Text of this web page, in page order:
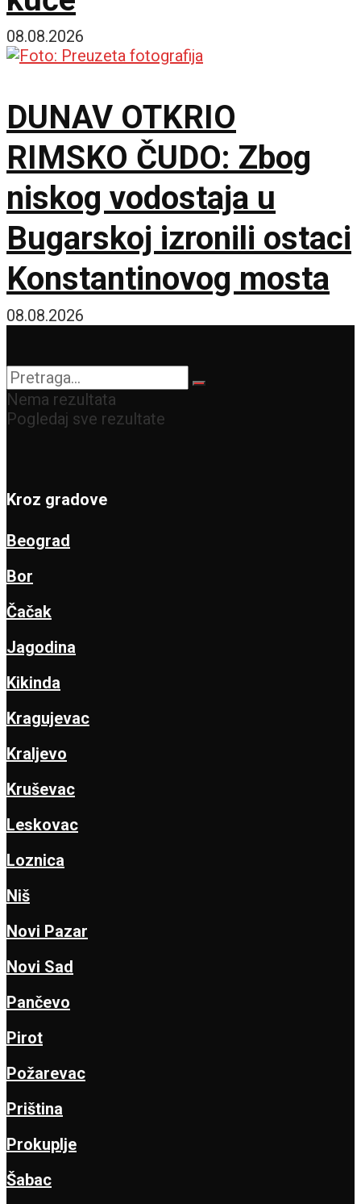
08.08.2026
DUNAV OTKRIO
RIMSKO ČUDO: Zbog
niskog vodostaja u
Bugarskoj izronili ostaci
Konstantinovog mosta
08.08.2026
Nema rezultata
Pogledaj sve rezultate
Kroz gradove
Beograd
Bor
Čačak
Jagodina
Kikinda
Kragujevac
Kraljevo
Kruševac
Leskovac
Loznica
Niš
Novi Pazar
Novi Sad
Pančevo
Pirot
Požarevac
Priština
Prokuplje
Šabac